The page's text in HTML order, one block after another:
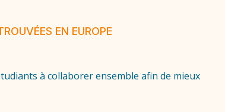
EN EUROPE
à collaborer ensemble afin de mieux